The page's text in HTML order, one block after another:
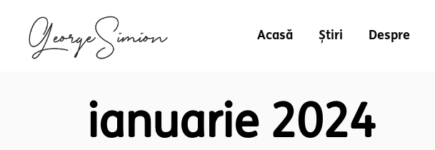
Acasă Știri Despre
ianuarie 2024